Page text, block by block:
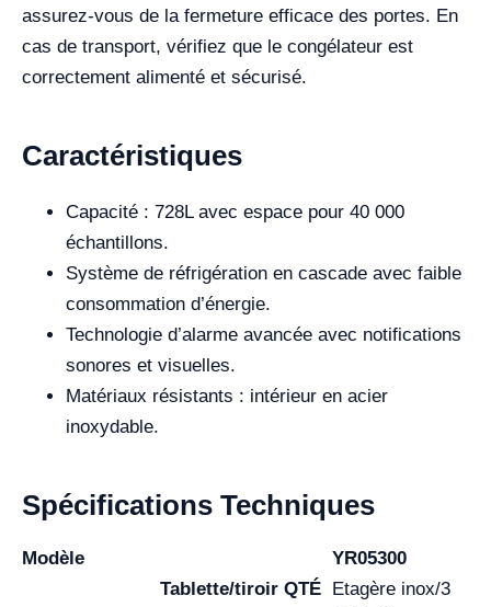
assurez-vous de la fermeture efficace des portes. En
cas de transport, vérifiez que le congélateur est
correctement alimenté et sécurisé.
Caractéristiques
Capacité : 728L avec espace pour 40 000
échantillons.
Système de réfrigération en cascade avec faible
consommation d’énergie.
Technologie d’alarme avancée avec notifications
sonores et visuelles.
Matériaux résistants : intérieur en acier
inoxydable.
Spécifications Techniques
Modèle YR05300
Tablette/tiroir QTÉ Etagère inox/3